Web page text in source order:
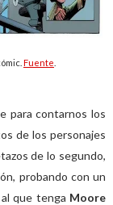
Fuente
para contarnos los
de los personajes
de lo segundo,
probando con un
que tenga Moore